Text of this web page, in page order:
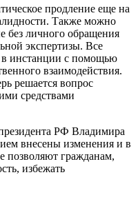
продление еще на
Также можно
без личного обращения
экспертизы. Все
в инстанции с помощью
взаимодействия.
решается вопрос
средствами
РФ Владимира
внесены изменения и в
позволяют гражданам,
избежать